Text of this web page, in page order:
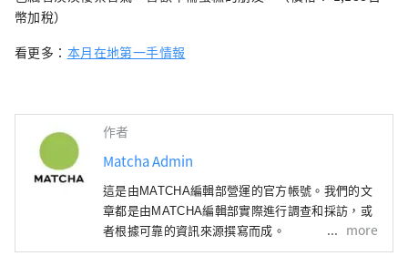
幣加稅）
看更多： 本月在地第一手情報
作者
Matcha Admin
這是由MATCHA編輯部營運的官方帳號。我們的文
章都是由MATCHA編輯部實際進行調查和採訪，或
者根據可靠的資訊來源撰寫而成。
more